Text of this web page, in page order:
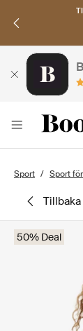
Sport Sport
tillbaka
50% Deal